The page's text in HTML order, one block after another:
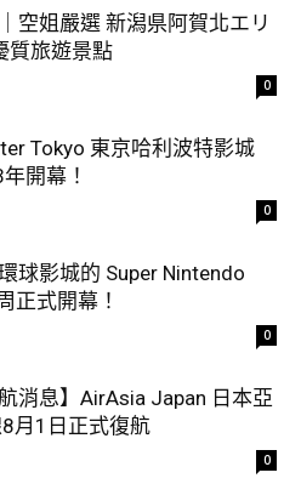
空姐嚴選 新潟県阿賀北エリ
質旅遊景點
0
Tokyo 東京哈利波特影城
開幕！
0
球影城的 Super Nintendo
正式開幕！
0
航消息】AirAsia Japan 日本亞
月1日正式復航
0